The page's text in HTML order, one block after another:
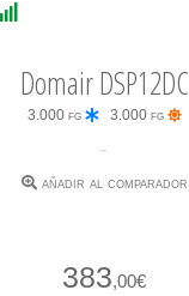
Domair DSP12DC
3.000 fg 3.000 fg
-
añadir al comparador
383,00€